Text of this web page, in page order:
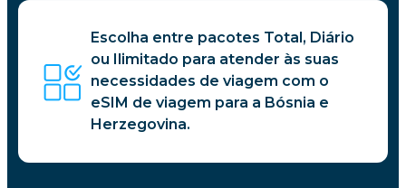
Escolha entre pacotes Total, Diário
ou Ilimitado para atender às suas
necessidades de viagem com o
eSIM de viagem para a Bósnia e
Herzegovina.